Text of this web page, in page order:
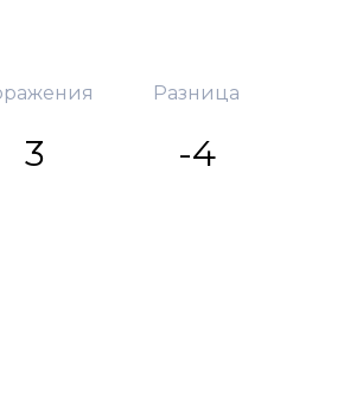
3
Разница
-4